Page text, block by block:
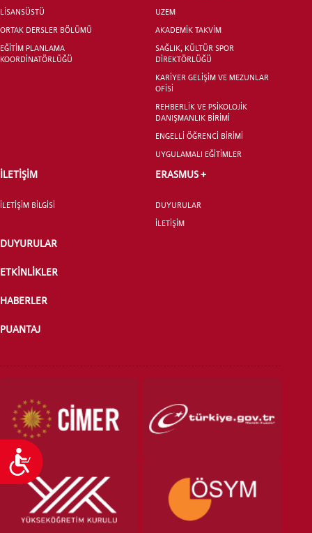
Ulaşılabilirlik
STUDENT
LİSANSÜSTÜ EĞİTİM ENSTİTÜSÜ
YATAY GEÇİŞ
LİSANSÜSTÜ
ORTAK DERSLER BÖLÜMÜ
EĞİTİM PLANLAMA
KOORDİNATÖRLÜĞÜ
UZEM
AKADEMİK TAKVİM
SAĞLIK, KÜLTÜR SPOR
DİREKTÖRLÜĞÜ
KARİYER GELİŞİM VE MEZUNLAR
OFİSİ
REHBERLİK VE PSİKOLOJİK
DANIŞMANLIK BİRİMİ
ENGELLİ ÖĞRENCİ BİRİMİ
UYGULAMALI EĞİTİMLER
İLETİŞİM
İLETİŞİM BİLGİSİ
ERASMUS +
DUYURULAR
İLETİŞİM
DUYURULAR
ETKİNLİKLER
HABERLER
PUANTAJ